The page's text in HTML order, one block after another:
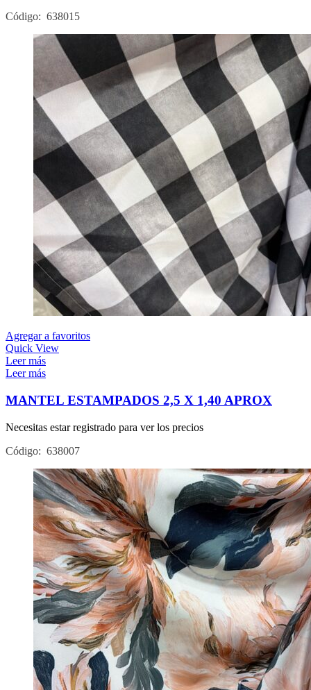
Código: 638015
Agregar a favoritos
Quick View
Leer más
Leer más
MANTEL ESTAMPADOS 2,5 X 1,40 APROX
Necesitas estar registrado para ver los precios
Código: 638007